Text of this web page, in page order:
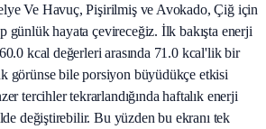
Ve Havuç, Pişirilmiş ve Avokado, Çiğ için
günlük hayata çevireceğiz. İlk bakışta enerji
kcal değerleri arasında 71.0 kcal'lik bir
görünse bile porsiyon büyüdükçe etkisi
tercihler tekrarlandığında haftalık enerji
değiştirebilir. Bu yüzden bu ekranı tek